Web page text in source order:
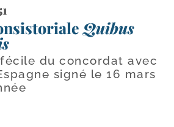
Quibus
du concordat avec
signé le 16 mars